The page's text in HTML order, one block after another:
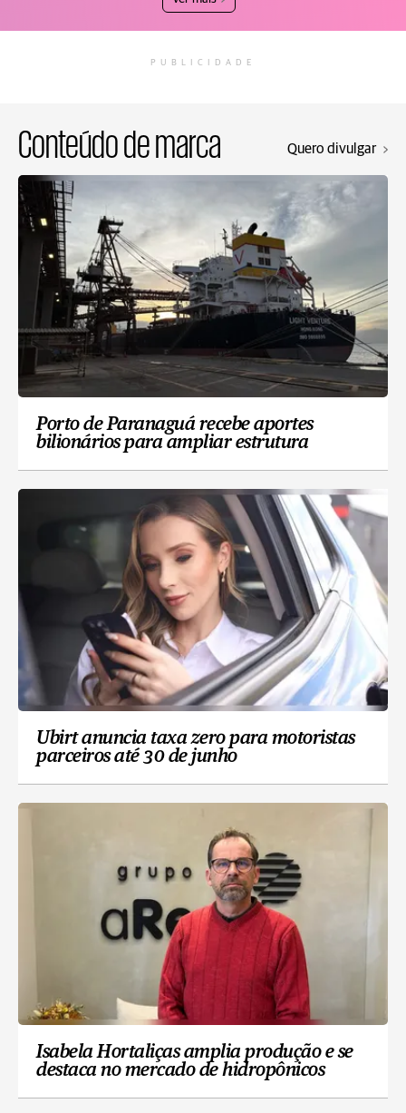
PUBLICIDADE
Conteúdo de marca Quero divulgar
Porto de Paranaguá recebe aportes
bilionários para ampliar estrutura
Ubirt anuncia taxa zero para motoristas
parceiros até 30 de junho
Isabela Hortaliças amplia produção e se
destaca no mercado de hidropônicos